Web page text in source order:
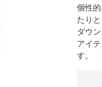
個性
たり
ダウ
アイ
す。